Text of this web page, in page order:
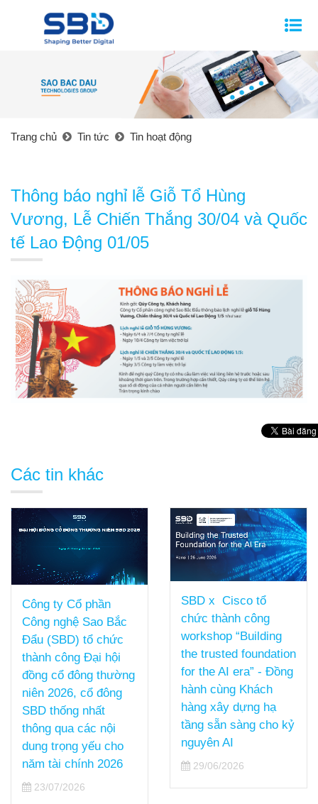
Trang chủ Tin tức Tin hoạt động
Thông báo nghỉ lễ Giỗ Tổ Hùng
Vương, Lễ Chiến Thắng 30/04 và Quốc
tế Lao Động 01/05
Các tin khác
Công ty Cổ phần
Công nghệ Sao Bắc
Đẩu (SBD) tổ chức
thành công Đại hội
đồng cổ đông thường
niên 2026, cổ đông
SBD thống nhất
thông qua các nội
dung trọng yếu cho
năm tài chính 2026
23/07/2026
SBD x Cisco tổ
chức thành công
workshop “Building
the trusted foundation
for the AI era” - Đồng
hành cùng Khách
hàng xây dựng hạ
tầng sẵn sàng cho kỷ
nguyên AI
29/06/2026